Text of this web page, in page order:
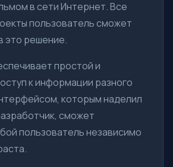
в сети Интернет. Все
пользователь сможет
это решение.
простой и
к информации разного
которым наделил
сможет
пользователь независимо